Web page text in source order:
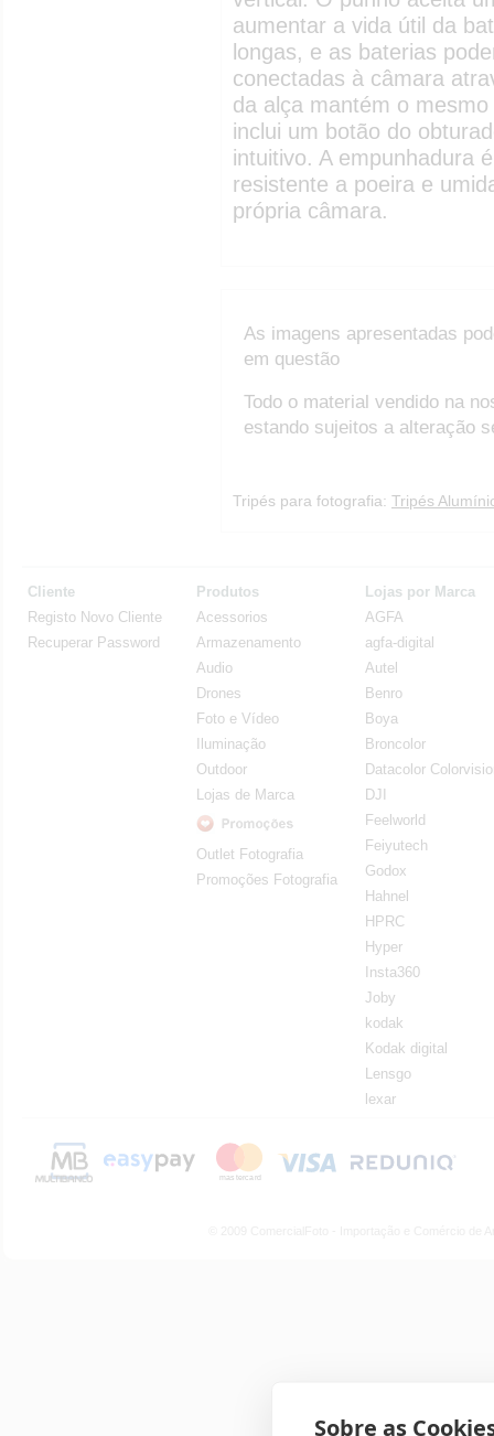
Sobre as
aumentar a vida útil da
longas, e as baterias
conectadas à câmara
da alça mantém o
inclui um botão do
intuitivo. A empunhadura
resistente a poeira e
própria câmara.
As imagens apresentadas
em questão
Todo o material vendido na
estando sujeitos a alteração
Tripés para fotografia: Tripés
Cliente
Registo Novo Cliente
Recuperar Password
Produtos
Acessorios
Armazenamento
Audio
Drones
Foto e Vídeo
Iluminação
Outdoor
Lojas de Marca
Outlet Fotografia
Promoções Fotografia
Lojas por Marca
AGFA
agfa-digital
Autel
Benro
Boya
Broncolor
Datacolor
DJI
Feelworld
Feiyutech
Godox
Hahnel
HPRC
Hyper
Insta360
Joby
kodak
Kodak digital
Lensgo
lexar